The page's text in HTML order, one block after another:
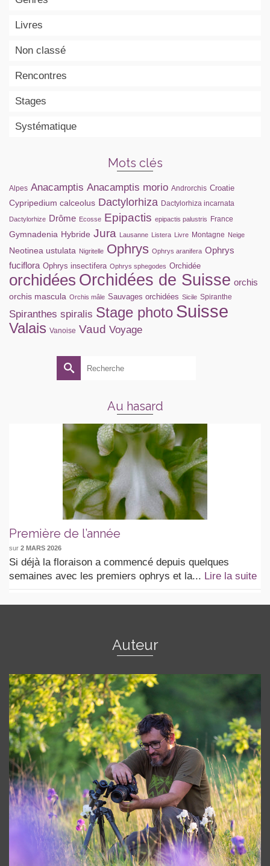
Livres
Non classé
Rencontres
Stages
Systématique
Mots clés
Alpes Anacamptis Anacamptis morio Androrchis Croatie
Cypripedium calceolus Dactylorhiza Dactylorhiza incarnata
Dactylorhize Drôme Ecosse Epipactis epipactis palustris France
Gymnadenia Hybride Jura Lausanne Listera Livre Montagne Neige
Neotinea ustulata Nigritelle Ophrys Ophrys aranifera Ophrys
fuciflora Ophrys insectifera Ophrys sphegodes Orchidée
orchidées Orchidées de Suisse orchis
orchis mascula Orchis mâle Sauvages orchidées Sicile Spiranthe
Spiranthes spiralis Stage photo Suisse
Valais Vanoise Vaud Voyage
Rechercher :
Au hasard
Première de l’année
sur 2 MARS 2026
Si déjà la floraison a commencé depuis quelques
semaines avec les premiers ophrys et la... Lire la suite
Auteur